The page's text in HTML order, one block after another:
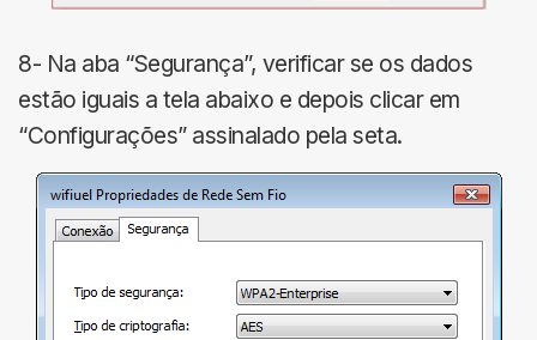
8- Na aba “Segurança”, verificar se os dados
estão iguais a tela abaixo e depois clicar em
“Configurações” assinalado pela seta.